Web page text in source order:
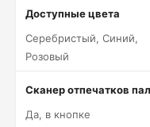
Доступные цвета
Серебристый, Синий,
Розовый
Сканер отпечатков
Да, в кнопке